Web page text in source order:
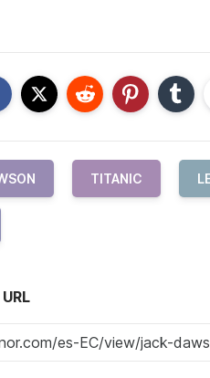
TITANIC